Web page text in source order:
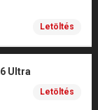
Letöltés
Ultra
Letöltés